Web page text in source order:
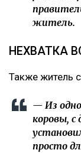
житель.
НЕХВАТКА
Также житель
— Из
коровы, с
просто